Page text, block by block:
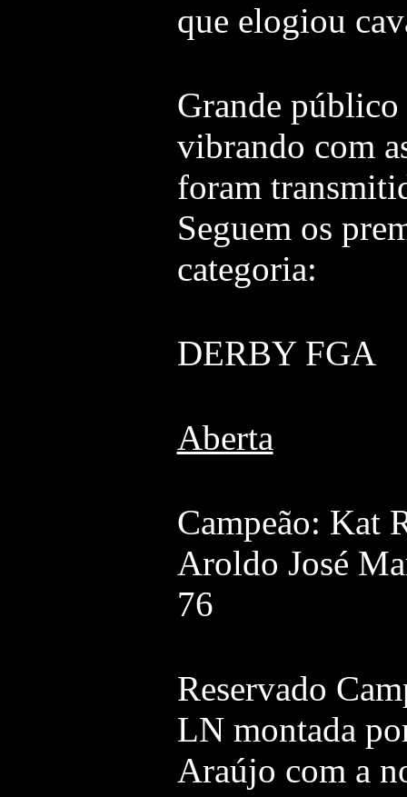
que elogiou
Grande público
vibrando com
foram
Seguem os
categoria:
DERBY FGA
Aberta
Campeão: Kat
Aroldo José
76
Reservado
LN montada
Araújo com a